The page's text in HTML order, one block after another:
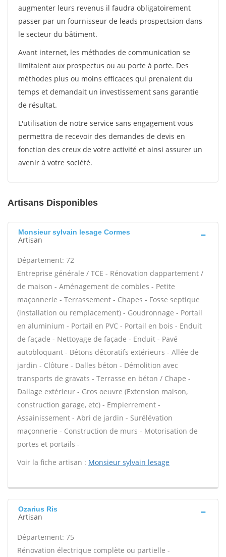
augmenter leurs revenus il faudra obligatoirement
passer par un fournisseur de leads prospectsion dans
le secteur du bâtiment.
Avant internet, les méthodes de communication se
limitaient aux prospectus ou au porte à porte. Des
méthodes plus ou moins efficaces qui prenaient du
temps et demandait un investissement sans garantie
de résultat.
L'utilisation de notre service sans engagement vous
permettra de recevoir des demandes de devis en
fonction des creux de votre activité et ainsi assurer un
avenir à votre société.
Artisans Disponibles
Monsieur sylvain lesage Cormes
Artisan
Département: 72
Entreprise générale / TCE - Rénovation dappartement /
de maison - Aménagement de combles - Petite
maçonnerie - Terrassement - Chapes - Fosse septique
(installation ou remplacement) - Goudronnage - Portail
en aluminium - Portail en PVC - Portail en bois - Enduit
de façade - Nettoyage de façade - Enduit - Pavé
autobloquant - Bétons décoratifs extérieurs - Allée de
jardin - Clôture - Dalles béton - Démolition avec
transports de gravats - Terrasse en béton / Chape -
Dallage extérieur - Gros oeuvre (Extension maison,
construction garage, etc) - Empierrement -
Assainissement - Abri de jardin - Surélévation
maçonnerie - Construction de murs - Motorisation de
portes et portails -
Voir la fiche artisan : Monsieur sylvain lesage
Ozarius Ris
Artisan
Département: 75
Rénovation électrique complète ou partielle -